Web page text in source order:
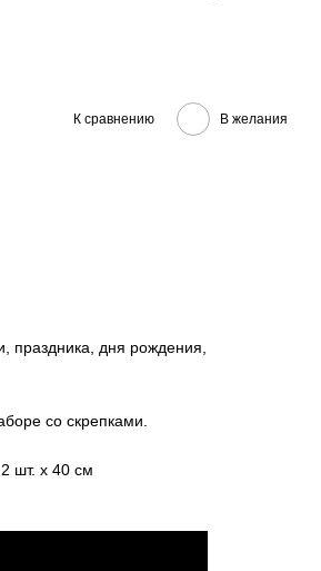
К сравнению В желания
праздника, дня рождения,
со скрепками.
шт. х 40 см